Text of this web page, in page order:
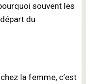
souvent les
du
la femme, c’est